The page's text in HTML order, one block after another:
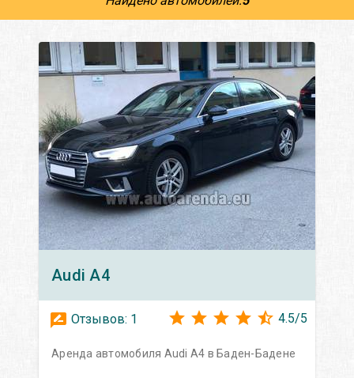
Audi A4
Отзывов: 1 4.5/5
Аренда автомобиля Audi A4 в Баден-Бадене